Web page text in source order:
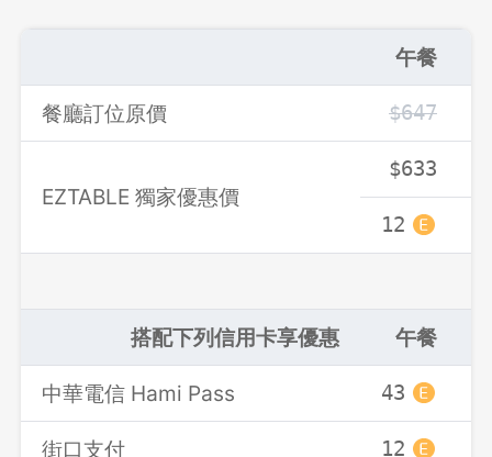
午餐
餐廳訂位原價 $647
EZTABLE 獨家優惠價
$633
12
搭配下列信用卡享優惠 午餐
中華電信 Hami Pass 43
街口支付 12
先不要 確認